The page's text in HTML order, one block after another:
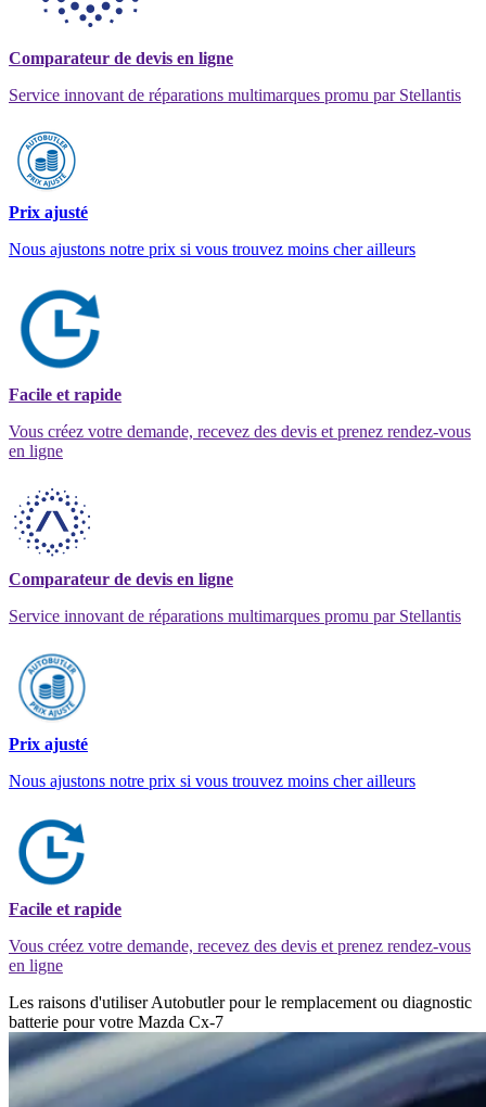
Comparateur de devis en ligne
Service innovant de réparations multimarques promu par Stellantis
Prix ajusté
Nous ajustons notre prix si vous trouvez moins cher ailleurs
Facile et rapide
Vous créez votre demande, recevez des devis et prenez rendez-vous
en ligne
Comparateur de devis en ligne
Service innovant de réparations multimarques promu par Stellantis
Prix ajusté
Nous ajustons notre prix si vous trouvez moins cher ailleurs
Facile et rapide
Vous créez votre demande, recevez des devis et prenez rendez-vous
en ligne
Les raisons d'utiliser Autobutler pour le remplacement ou diagnostic
batterie pour votre Mazda Cx-7